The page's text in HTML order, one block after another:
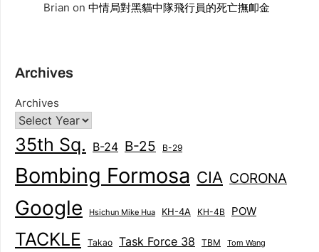
Brian on 中情局對黑貓中隊飛行員的死亡撫卹金
Archives
Archives
35th Sq. B-24 B-25 B-29
Bombing Formosa CIA CORONA
Google Hsichun Mike Hua KH-4A KH-4B POW
TACKLE Takao Task Force 38 TBM Tom Wang